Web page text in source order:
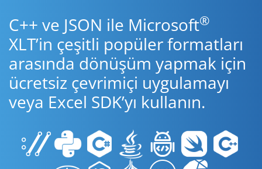
C++ ve JSON ile Microsoft®
XLT’in çeşitli popüler formatları
arasında dönüşüm yapmak için
ücretsiz çevrimiçi uygulamayı
veya Excel SDK’yı kullanın.